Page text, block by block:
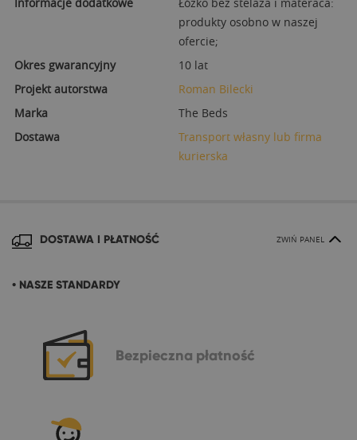
produkty osobno w naszej
ofercie;
Okres gwarancyjny
10 lat
Projekt autorstwa
Roman Bilecki
Marka
The Beds
Dostawa
Transport własny lub firma
kurierska
DOSTAWA I PŁATNOŚĆ ZWIŃ PANEL
• NASZE STANDARDY
Bezpieczna płatność